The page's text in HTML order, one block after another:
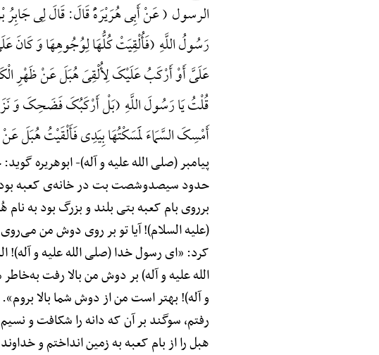
الرسول ( عَنْ أَبِی هُرَیْرَهًَْ قَالَ: قَالَ لِی جَابِرُ
رَسُولُ اللَّهِ (فَأُلْقِیَتْ کُلُّهَا لِوُجُوهِهَا وَ کَانَ
عَلَیَّ أَوْ أَرْکَبُ عَلَیْکَ لِأُلْقِیَ هُبَلَ عَنْ ظَهْرِ
قُلْتُ یَا رَسُولَ اللَّهِ (بَلْ أَرْکَبُکَ فَضَحِکَ وَ نَزَلَ
أَمْسِکَ السَّمَاءَ لَمَسَکْتُهَا بِیَدِی فَأَلْقَیْتُ هُبَلَ
پیامبر (صلی الله علیه و آله)-ابوهریره
حدود سیصدوشصت بت در خانه‌ی کعبه بود،
برروی بام کعبه بتی بلند و بزرگ بود به
(علیه السلام)! آیا تو بر روی دوش من
کرد: «ای رسول خدا (صلی الله علیه و آله)!
الله علیه و آله) بر دوش من بالا رفت
و آله)! بهتر است من از دوش شما بالا
رفتم، سوگند بر آن که دانه را شکافت و
هبل را از بام کعبه به زمین انداختم و